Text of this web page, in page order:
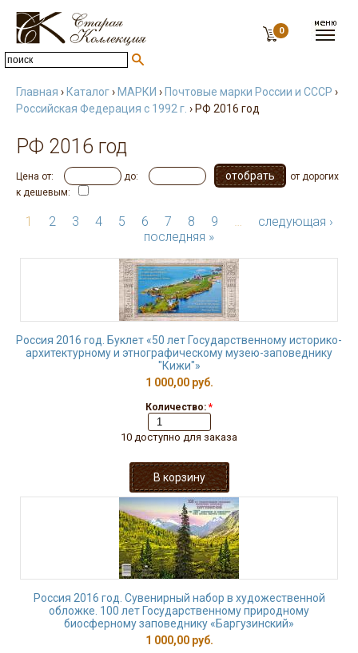
0
Главная › Каталог› МАРКИ › Почтовые марки России и СССР ›
Российская Федерация с 1992 г. › РФ 2016 год
РФ 2016 год
Цена от: до:
от дорогих
к дешевым:
1 2 3 4 5 6 7 8 9 …
следующая ›
последняя »
Россия 2016 год. Буклет «50 лет Государственному историко-
архитектурному и этнографическому музею-заповеднику
"Кижи"»
1 000,00 руб.
Количество: *
10 доступно для заказа
Россия 2016 год. Сувенирный набор в художественной
обложке. 100 лет Государственному природному
биосферному заповеднику «Баргузинский»
1 000,00 руб.